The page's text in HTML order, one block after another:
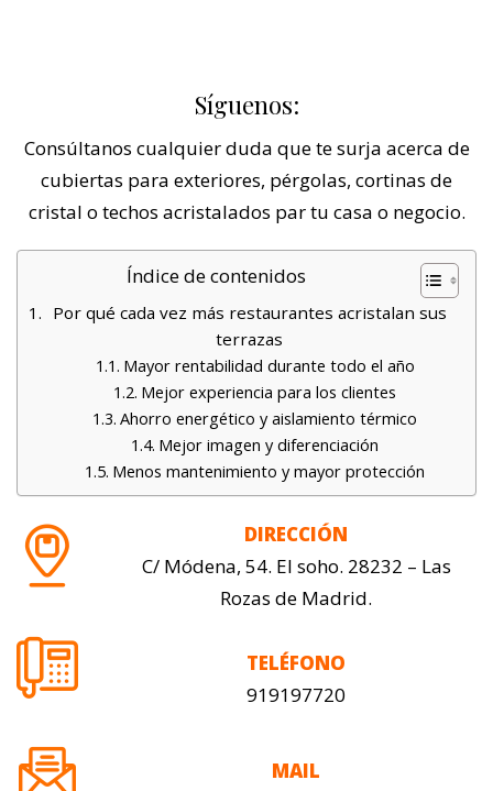
Síguenos:
Consúltanos cualquier duda que te surja acerca de
cubiertas para exteriores, pérgolas, cortinas de
cristal o techos acristalados par tu casa o negocio.
Índice de contenidos
Por qué cada vez más restaurantes acristalan sus
terrazas
Mayor rentabilidad durante todo el año
Mejor experiencia para los clientes
Ahorro energético y aislamiento térmico
Mejor imagen y diferenciación
Menos mantenimiento y mayor protección
DIRECCIÓN
C/ Módena, 54. El soho. 28232 – Las
Rozas de Madrid.
TELÉFONO
919197720
MAIL